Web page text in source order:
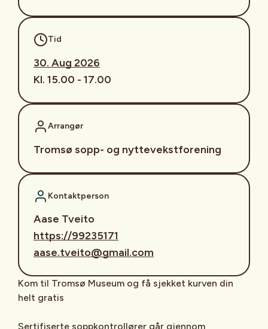
Tid
30. Aug 2026
Kl. 15.00 - 17.00
Arrangør
Tromsø sopp- og nyttevekstforening
Kontaktperson
Aase Tveito
https://99235171
aase.tveito@gmail.com
Kom til Tromsø Museum og få sjekket kurven din
helt gratis
Sertifiserte soppkontrollører går gjennom